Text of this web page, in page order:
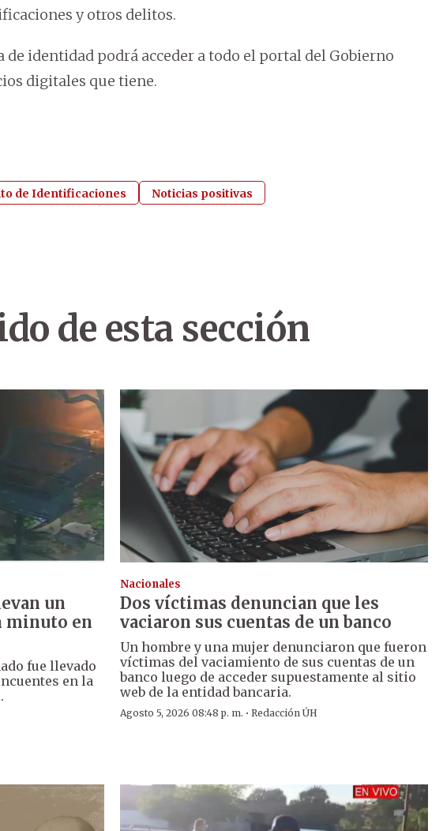
y otros delitos.
de identidad podrá acceder a todo el portal del Gobierno
digitales que tiene.
de Identificaciones Noticias positivas
de esta sección
un
minuto en
fue llevado
en la
.
Nacionales
Dos víctimas denuncian que les
vaciaron sus cuentas de un banco
Un hombre y una mujer denunciaron que fueron
víctimas del vaciamiento de sus cuentas de un
banco luego de acceder supuestamente al sitio
web de la entidad bancaria.
Agosto 5, 2026 08:48 p. m. ·Redacción ÚH